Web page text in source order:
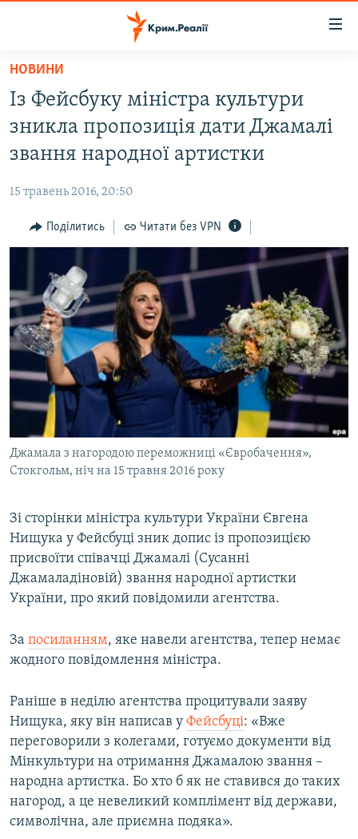
Перейти
основного
матеріалу
до
основної
навігації
Перейти
до
ВОДА.КРИМ
ВІДЕО ТА ФОТО
БЛОГИ
ПОГЛЯД
ВСЕ ЗА ДЕНЬ
СПЕЦПРОЕКТИ
ДЕПОРТАЦІЯ
ВІДЕОУРОКИ «ELIFBE»
СВІДЧЕННЯ ОКУПАЦІЇ
УКРАЇНСЬКА ПРОБЛЕМА КРИМУ
ІНФОГРАФІКА
ЯК ОБІЙТИ БЛОКУВАННЯ
Русский
Qırımtatar
ДОЛУЧАЙСЯ!
Усі сайти RFE/RL
НОВИНИ
Із Фейсбуку міністра культури
зникла пропозиція дати Джамалі
звання народної артистки
15 травень 2016, 20:50
Поділитись Читати без VPN
Джамала з нагородою переможниці «Євробачення»,
Стокгольм, ніч на 15 травня 2016 року
Зі сторінки міністра культури України Євгена
Нищука у Фейсбуці зник допис із пропозицією
присвоїти співачці Джамалі (Сусанні
Джамаладіновій) звання народної артистки
України, про який повідомили агентства.
За посиланням, яке навели агентства, тепер немає
жодного повідомлення міністра.
Раніше в неділю агентства процитували заяву
Нищука, яку він написав у Фейсбуці: «Вже
переговорили з колегами, готуємо документи від
Мінкультури на отримання Джамалою звання –
народна артистка. Бо хто б як не ставився до таких
нагород, а це невеликий комплімент від держави,
символічна, але приємна подяка».